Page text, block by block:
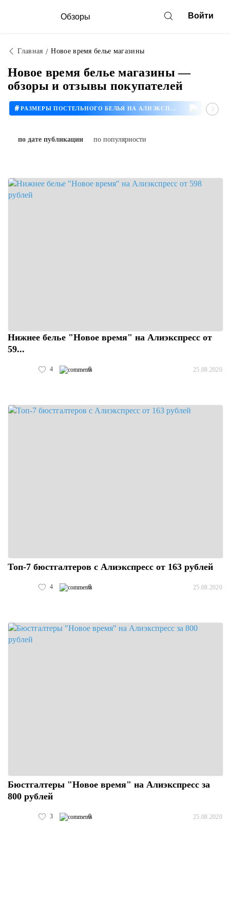
Обзоры Войти
Главная Новое время белье магазины
Новое время белье магазины —
обзоры и отзывы покупателей
# РАЗМЕРЫ ПОСТЕЛЬНОГО БЕЛЬЯ НА АЛИЭКСПРЕСС
#
по дате публикации по популярности
Нижнее белье "Новое время" на Алиэкспресс от
59...
4 0 25.08.2020
Топ-7 бюстгалтеров с Алиэкспресс от 163 рублей
4 0 25.08.2020
Бюстгалтеры "Новое время" на Алиэкспресс за
800 рублей
3 0 25.08.2020